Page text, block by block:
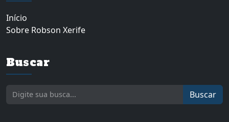
Início
Sobre Robson Xerife
Buscar
Buscar